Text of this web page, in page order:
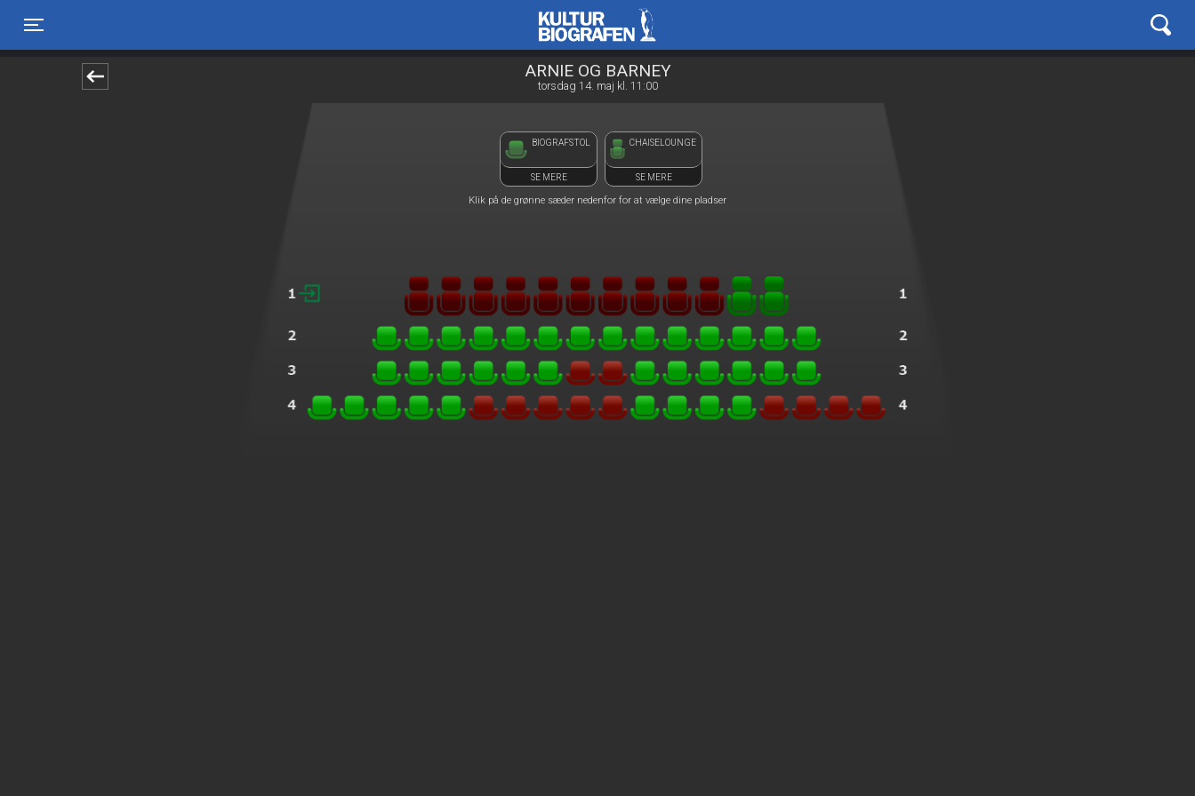
Kulturbiografen
ARNIE OG BARNEY
torsdag 14. maj kl. 11:00
BIOGRAFSTOL
SE MERE
CHAISELOUNGE
SE MERE
Klik på de grønne sæder nedenfor for at vælge dine pladser
front03-cc 125133